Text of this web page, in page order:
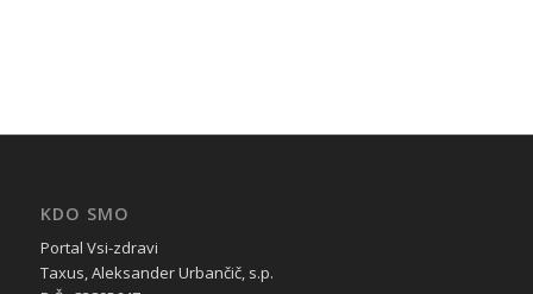
KDO SMO
Portal Vsi-zdravi
Taxus, Aleksander Urbančič, s.p.